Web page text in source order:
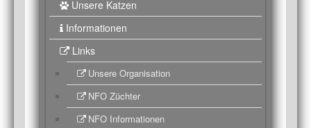
Unsere Katzen
Informationen
Links
Unsere Organisation
NFO Züchter
NFO Informationen